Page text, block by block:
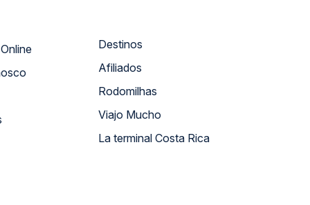
Atendimento Online
Destinos
Afiliados
Rodomilhas
Viajo Mucho
La terminal Costa Rica